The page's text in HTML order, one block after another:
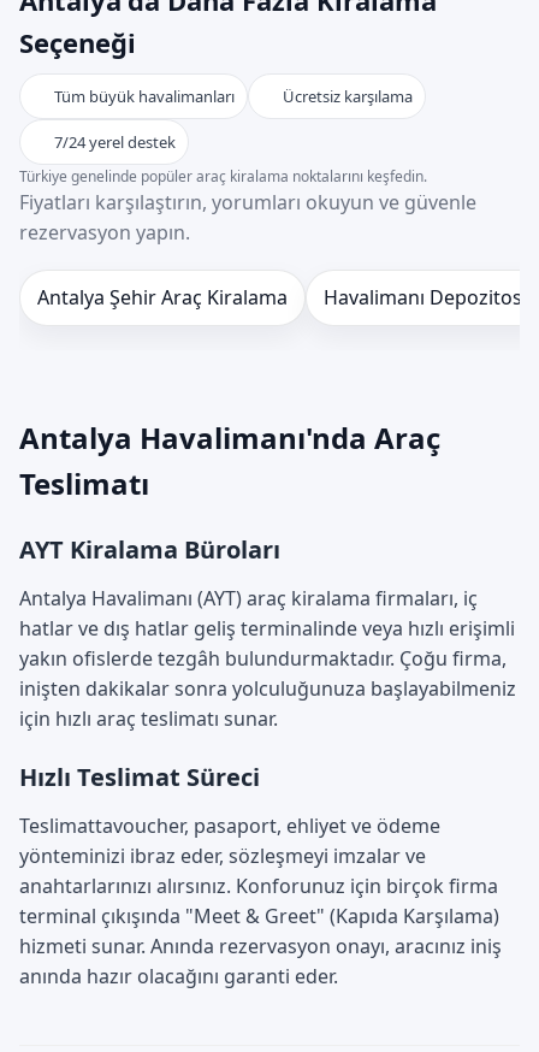
Seçeneği
Tüm büyük havalimanları Ücretsiz karşılama
7/24 yerel destek
Türkiye genelinde popüler araç kiralama noktalarını keşfedin.
Fiyatları karşılaştırın, yorumları okuyun ve güvenle
rezervasyon yapın.
Antalya Şehir Araç Kiralama Havalimanı
Antalya Havalimanı'nda Araç
Teslimatı
AYT Kiralama Büroları
Antalya Havalimanı (AYT) araç kiralama firmaları, iç
hatlar ve dış hatlar geliş terminalinde veya hızlı erişimli
yakın ofislerde tezgâh bulundurmaktadır. Çoğu firma,
inişten dakikalar sonra yolculuğunuza başlayabilmeniz
için hızlı araç teslimatı sunar.
Hızlı Teslimat Süreci
Teslimattavoucher, pasaport, ehliyet ve ödeme
yönteminizi ibraz eder, sözleşmeyi imzalar ve
anahtarlarınızı alırsınız. Konforunuz için birçok firma
terminal çıkışında "Meet & Greet" (Kapıda Karşılama)
hizmeti sunar. Anında rezervasyon onayı, aracınız iniş
anında hazır olacağını garanti eder.